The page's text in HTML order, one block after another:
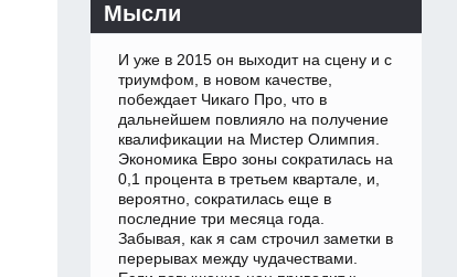
Мысли
И уже в 2015 он выходит на сцену и с
триумфом, в новом качестве,
побеждает Чикаго Про, что в
дальнейшем повлияло на получение
квалификации на Мистер Олимпия.
Экономика Евро зоны сократилась на
0,1 процента в третьем квартале, и,
вероятно, сократилась еще в
последние три месяца года.
Забывая, как я сам строчил заметки в
перерывах между чудачествами.